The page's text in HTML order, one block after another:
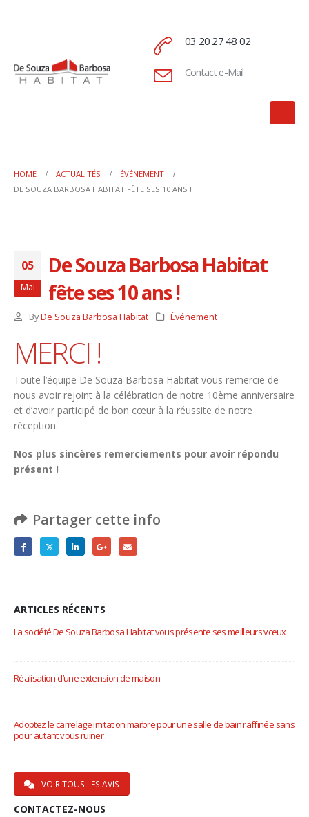
03 20 27 48 02
Contact e-Mail
HOME ACTUALITÉS
ÉVÉNEMENT
DE SOUZA BARBOSA HABITAT FÊTE SES 10 ANS !
05
Mai
De Souza Barbosa Habitat
fête ses 10 ans !
By De Souza Barbosa Habitat Événement
MERCI !
Toute l’équipe De Souza Barbosa Habitat vous remercie de
nous avoir rejoint à la célébration de notre 10ème anniversaire
et d’avoir participé de bon cœur à la réussite de notre
réception.
Nos plus sincères remerciements pour avoir répondu
présent !
Partager cette info
ARTICLES RÉCENTS
La société De Souza Barbosa Habitat vous présente ses meilleurs vœux
Réalisation d’une extension de maison
Adoptez le carrelage imitation marbre pour une salle de bain raffinée sans
pour autant vous ruiner
VOIR TOUS LES AVIS
CONTACTEZ-NOUS